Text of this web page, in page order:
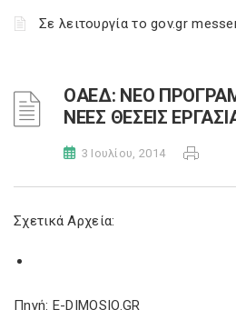
Σε λειτουργία το gov.gr
ΟΑΕΔ: ΝΕΟ
ΝΕΕΣ ΘΕΣΕΙΣ
3 Ιουλίου, 2014
Σχετικά Αρχεία:
Πηγή: E-DIMOSIO.GR